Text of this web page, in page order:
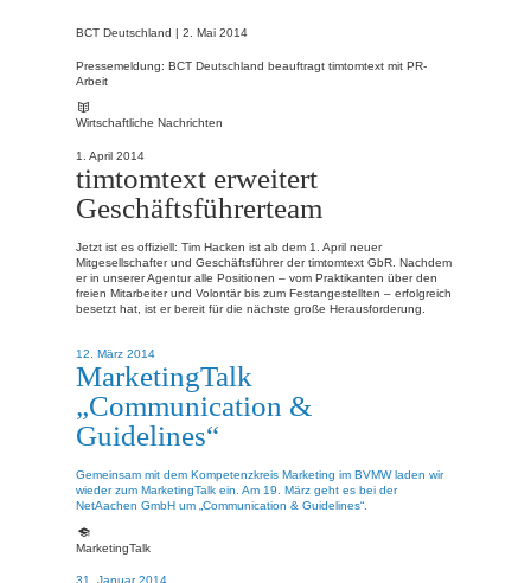
BCT Deutschland | 2. Mai 2014
Pressemeldung: BCT Deutschland beauftragt timtomtext mit PR-
Arbeit
Wirtschaftliche Nachrichten
1. April 2014
timtomtext erweitert
Geschäftsführerteam
Jetzt ist es offiziell: Tim Hacken ist ab dem 1. April neuer
Mitgesellschafter und Geschäftsführer der timtomtext GbR. Nachdem
er in unserer Agentur alle Positionen – vom Praktikanten über den
freien Mitarbeiter und Volontär bis zum Festangestellten – erfolgreich
besetzt hat, ist er bereit für die nächste große Herausforderung.
12. März 2014
MarketingTalk
„Communication &
Guidelines“
Gemeinsam mit dem Kompetenzkreis Marketing im BVMW laden wir
wieder zum MarketingTalk ein. Am 19. März geht es bei der
NetAachen GmbH um „Communication & Guidelines“.
MarketingTalk